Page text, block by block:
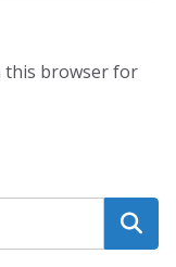
this browser for